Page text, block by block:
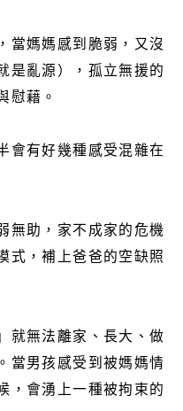
當媽媽感到脆弱，又沒
是亂源），孤立無援的
慰藉。
會有好幾種感受混雜在
無助，家不成家的危機
式，補上爸爸的空缺照
就無法離家、長大、做
當男孩感受到被媽媽情
，會湧上一種被拘束的